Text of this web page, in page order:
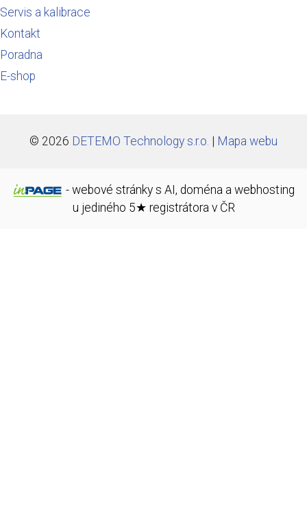
Servis a kalibrace
Kontakt
Poradna
E-shop
© 2026 DETEMO Technology s.r.o. Mapa webu
- webové stránky s AI, doména a webhosting
u jediného 5★ registrátora v ČR